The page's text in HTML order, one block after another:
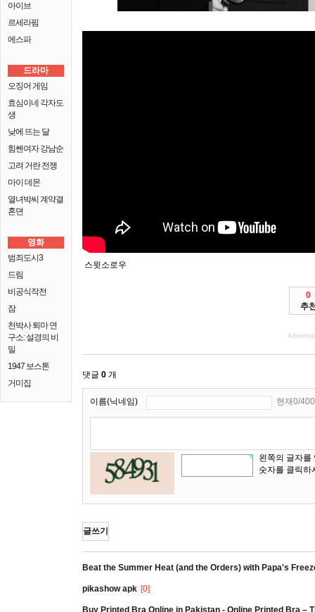
아이브
르세라핌
에스파
드라마
오징어 게임
효심이네 각자도
생
낮에 뜨는 달
힘쎈여자 강남순
고려 거란 전쟁
마이 데몬
열녀박씨 계약결
혼뎐
영화
범죄도시3
드림
비공식작전
잠
천박사 퇴마 연
구소: 설경의 비
밀
1947 보스톤
거미집
스윗소로우
0
추
댓글 0 개
이름(닉네임) 현재0/
왼쪽의 글자를
숫자를 클릭하
글쓰기
Beat the Summer Heat (and the Orders) with Papa's
pikashow apk [0]
Buy Printed Bra Online in Pakistan - Online Printed Bra –